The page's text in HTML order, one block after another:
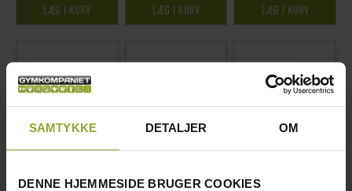
SAMTYKKE DETALJER OM
DENNE HJEMMESIDE BRUGER COOKIES
LÆG I KURV LÆG I KURV LÆG I KURV
BEDØMMELSE: